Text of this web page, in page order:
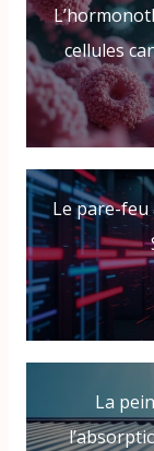
cellules
Le pare-
La